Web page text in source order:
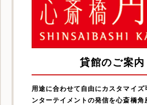
貸館のご案内
用途に合わせて自由にカスタマイズ
ンターテイメントの発信を心斎橋角